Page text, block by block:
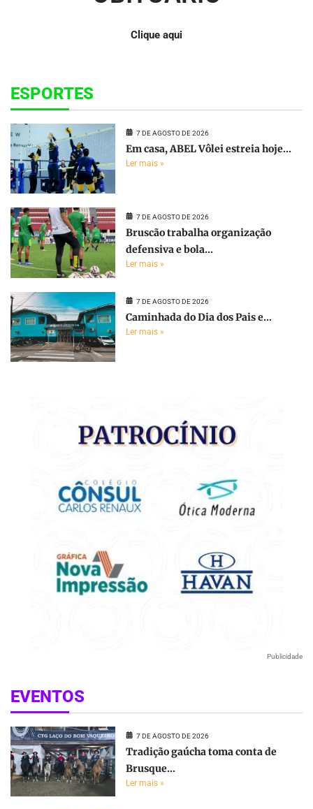
Clique aqui
ESPORTES
7 DE AGOSTO DE 2026
Em casa, ABEL Vôlei estreia hoje...
Ler mais »
7 DE AGOSTO DE 2026
Bruscão trabalha organização
defensiva e bola...
Ler mais »
7 DE AGOSTO DE 2026
Caminhada do Dia dos Pais e...
Ler mais »
Publicidade
EVENTOS
7 DE AGOSTO DE 2026
Tradição gaúcha toma conta de
Brusque...
Ler mais »